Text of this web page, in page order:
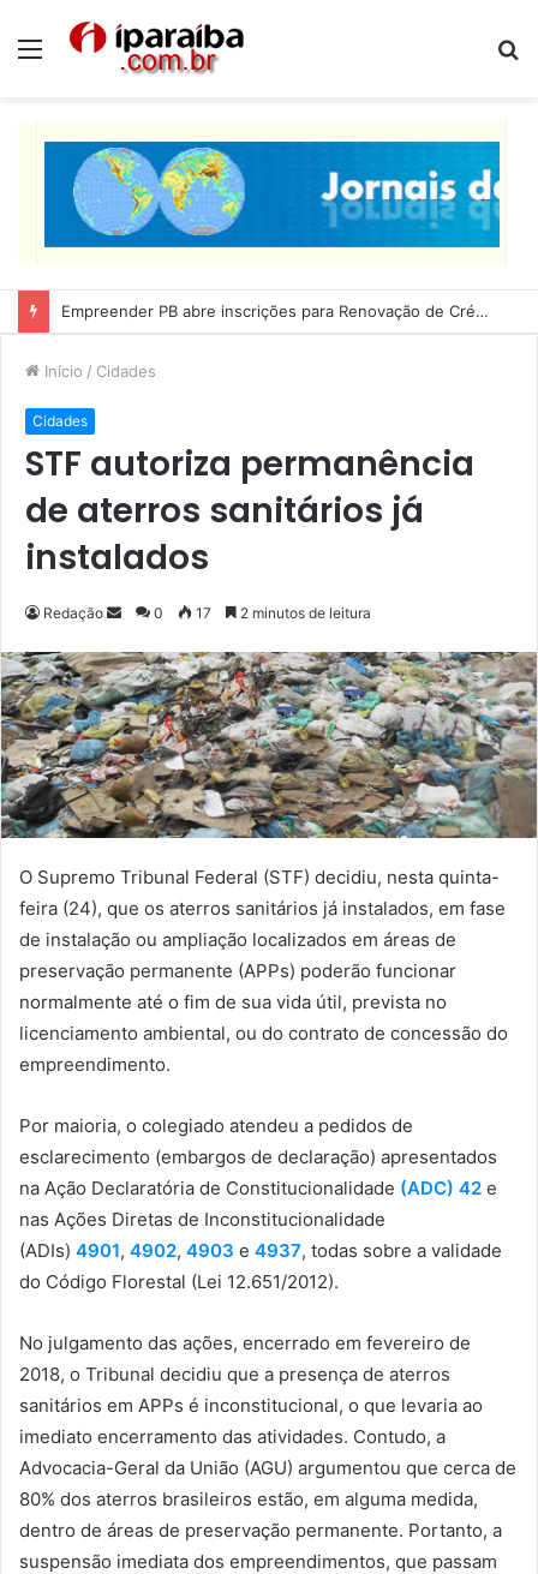
Menu
Lucas Ribeiro inspeciona obras da última etapa do Centro de Convenções
Início / Cidades
Cidades
STF autoriza permanência
de aterros sanitários já
instalados
Redação
n
d
e
u
m
e
-
m
a
0 17 2 minutos de leitura
O Supremo Tribunal Federal (STF) decidiu, nesta quinta-
feira (24), que os aterros sanitários já instalados, em fase
de instalação ou ampliação localizados em áreas de
preservação permanente (APPs) poderão funcionar
normalmente até o fim de sua vida útil, prevista no
licenciamento ambiental, ou do contrato de concessão do
empreendimento.
Por maioria, o colegiado atendeu a pedidos de
esclarecimento (embargos de declaração) apresentados
na Ação Declaratória de Constitucionalidade (ADC) 42 e
nas Ações Diretas de Inconstitucionalidade
(ADIs) 4901, 4902, 4903 e 4937, todas sobre a validade
do Código Florestal (Lei 12.651/2012).
No julgamento das ações, encerrado em fevereiro de
2018, o Tribunal decidiu que a presença de aterros
sanitários em APPs é inconstitucional, o que levaria ao
imediato encerramento das atividades. Contudo, a
Advocacia-Geral da União (AGU) argumentou que cerca de
80% dos aterros brasileiros estão, em alguma medida,
dentro de áreas de preservação permanente. Portanto, a
suspensão imediata dos empreendimentos, que passam